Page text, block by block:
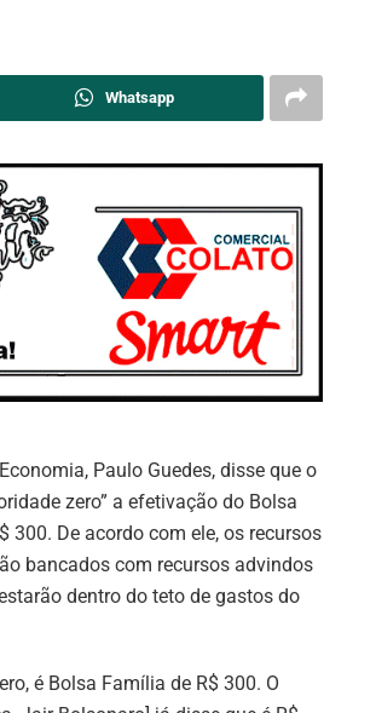
Whatsapp
Paulo Guedes, disse que o
zero” a efetivação do Bolsa
300. De acordo com ele, os recursos
bancados com recursos advindos
dentro do teto de gastos do
é Bolsa Família de R$ 300. O